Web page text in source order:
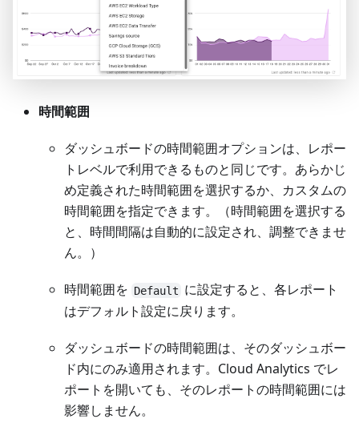
時間範囲
ダッシュボードの時間範囲オプションは、レポー
トレベルで利用できるものと同じです。あらかじ
め定義された時間範囲を選択するか、カスタムの
時間範囲を指定できます。（時間範囲を選択する
と、時間間隔は自動的に設定され、調整できませ
ん。）
時間範囲を Default に設定すると、各レポート
はデフォルト設定に戻ります。
ダッシュボードの時間範囲は、そのダッシュボー
ド内にのみ適用されます。Cloud Analytics でレ
ポートを開いても、そのレポートの時間範囲には
影響しません。